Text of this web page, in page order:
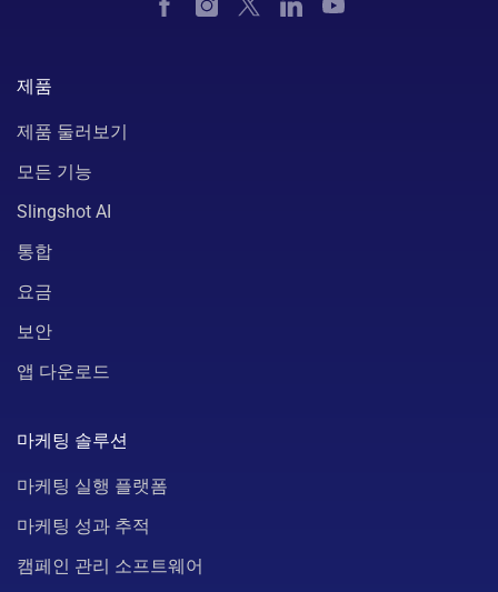
제품
제품 둘러보기
모든 기능
Slingshot AI
통합
요금
보안
앱 다운로드
마케팅 솔루션
마케팅 실행 플랫폼
마케팅 성과 추적
캠페인 관리 소프트웨어